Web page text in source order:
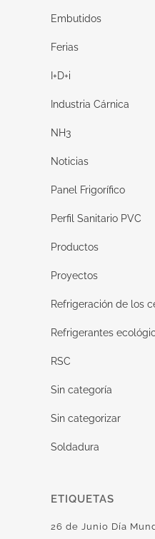
Embutidos
Ferias
I+D+i
Industria Cárnica
NH3
Noticias
Panel Frigorífico
Perfil Sanitario PVC
Productos
Proyectos
Refrigeración de los
Refrigerantes
RSC
Sin categoría
Sin categorizar
Soldadura
ETIQUETAS
26 de Junio Día